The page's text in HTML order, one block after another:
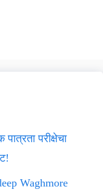
परीक्षेचा
Waghmore